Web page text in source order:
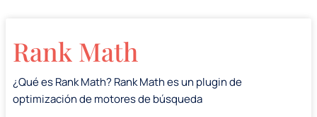
Rank Math
¿Qué es Rank Math? Rank Math es un plugin de
optimización de motores de búsqueda